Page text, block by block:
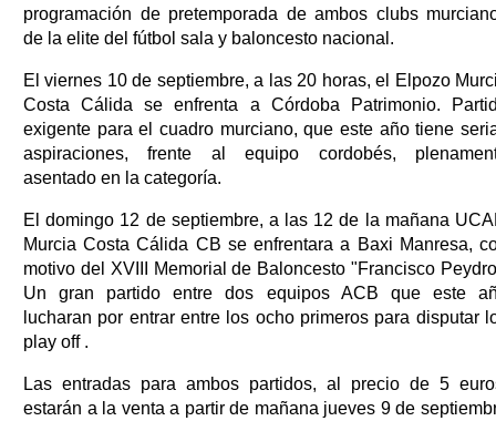
programación de pretemporada de ambos clubs
de la elite del fútbol sala y baloncesto nacional.
El viernes 10 de septiembre, a las 20 horas, el Elpozo
Costa Cálida se enfrenta a Córdoba Patrimonio.
exigente para el cuadro murciano, que este año tiene
aspiraciones, frente al equipo cordobés,
asentado en la categoría.
El domingo 12 de septiembre, a las 12 de la mañana
Murcia Costa Cálida CB se enfrentara a Baxi Manresa,
motivo del XVIII Memorial de Baloncesto "Francisco
Un gran partido entre dos equipos ACB que este
lucharan por entrar entre los ocho primeros para disputar
play off .
Las entradas para ambos partidos, al precio de 5
estarán a la venta a partir de mañana jueves 9 de